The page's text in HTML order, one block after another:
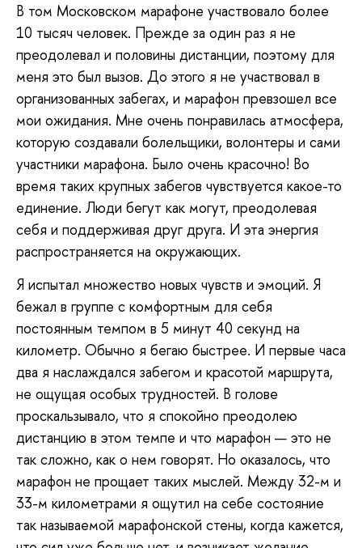
В том Московском марафоне участвовало более
10 тысяч человек. Прежде за один раз я не
преодолевал и половины дистанции, поэтому для
меня это был вызов. До этого я не участвовал в
организованных забегах, и марафон превзошел все
мои ожидания. Мне очень понравилась атмосфера,
которую создавали болельщики, волонтеры и сами
участники марафона. Было очень красочно! Во
время таких крупных забегов чувствуется какое-то
единение. Люди бегут как могут, преодолевая
себя и поддерживая друг друга. И эта энергия
распространяется на окружающих.
Я испытал множество новых чувств и эмоций. Я
бежал в группе с комфортным для себя
постоянным темпом в 5 минут 40 секунд на
километр. Обычно я бегаю быстрее. И первые часа
два я наслаждался забегом и красотой маршрута,
не ощущая особых трудностей. В голове
проскальзывало, что я спокойно преодолею
дистанцию в этом темпе и что марафон — это не
так сложно, как о нем говорят. Но оказалось, что
марафон не прощает таких мыслей. Между 32-м и
33-м километрами я ощутил на себе состояние
так называемой марафонской стены, когда кажется,